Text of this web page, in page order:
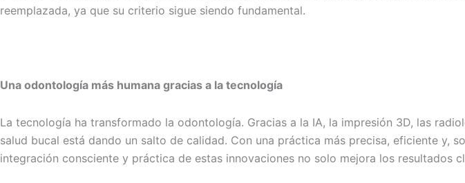
reemplazada, ya que su criterio sigue siendo fundamental.
Una odontología más humana gracias a la tecnología
La tecnología ha transformado la odontología. Gracias a la IA, la impresión 3D, las
salud bucal está dando un salto de calidad. Con una práctica más precisa, eficiente y,
integración consciente y práctica de estas innovaciones no solo mejora los resultados